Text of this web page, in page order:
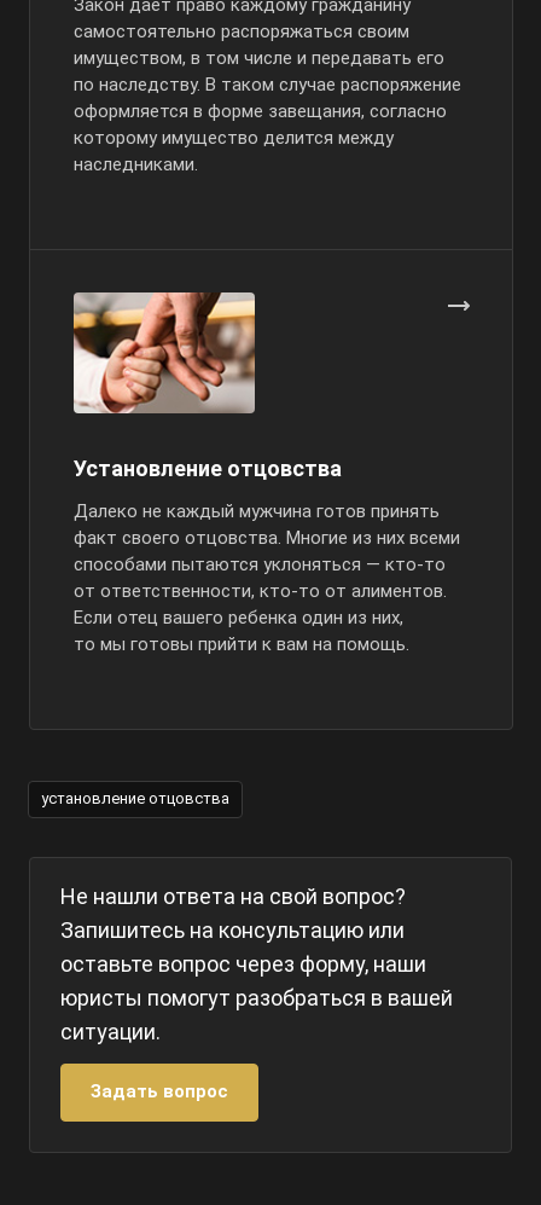
самостоятельно распоряжаться своим
имуществом, в том числе и передавать его
по наследству. В таком случае распоряжение
оформляется в форме завещания, согласно
которому имущество делится между
наследниками.
Установление отцовства
Далеко не каждый мужчина готов принять
факт своего отцовства. Многие из них всеми
способами пытаются уклоняться — кто-то
от ответственности, кто-то от алиментов.
Если отец вашего ребенка один из них,
то мы готовы прийти к вам на помощь.
установление отцовства
Не нашли ответа на свой вопрос?
Запишитесь на консультацию или
оставьте вопрос через форму, наши
юристы помогут разобраться в вашей
ситуации.
Задать вопрос